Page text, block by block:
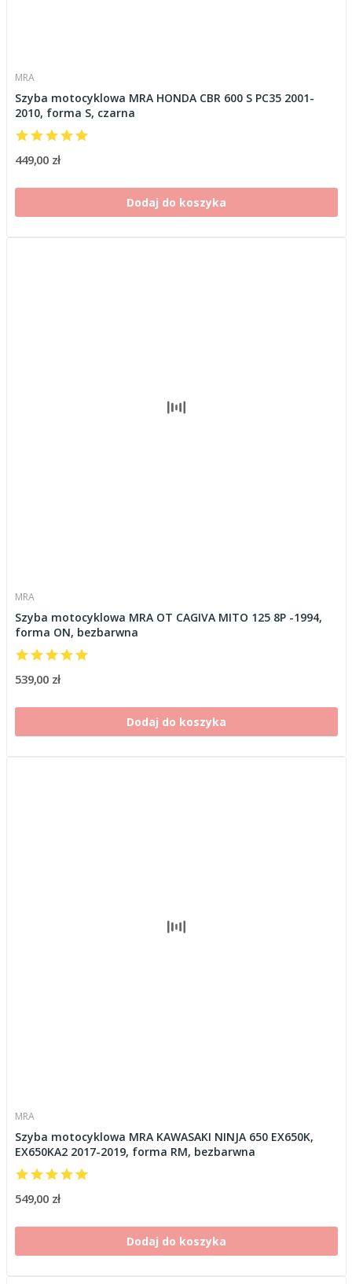
MRA
Szyba motocyklowa MRA HONDA CBR 600 S PC35 2001-
2010, forma S, czarna
449,00 zł
Dodaj do koszyka
MRA
Szyba motocyklowa MRA OT CAGIVA MITO 125 8P -1994,
forma ON, bezbarwna
539,00 zł
Dodaj do koszyka
MRA
Szyba motocyklowa MRA KAWASAKI NINJA 650 EX650K,
EX650KA2 2017-2019, forma RM, bezbarwna
549,00 zł
Dodaj do koszyka